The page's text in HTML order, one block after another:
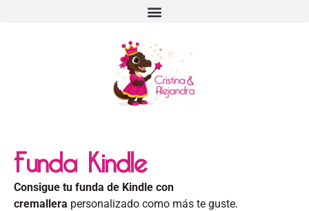
Funda Kindle
Consigue tu funda de Kindle con
cremallera personalizado como más te guste.